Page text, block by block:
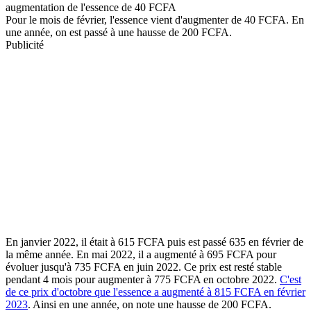
augmentation de l'essence de 40 FCFA
Pour le mois de février, l'essence vient d'augmenter de 40 FCFA. En
une année, on est passé à une hausse de 200 FCFA.
Publicité
En janvier 2022, il était à 615 FCFA puis est passé 635 en février de
la même année. En mai 2022, il a augmenté à 695 FCFA pour
évoluer jusqu'à 735 FCFA en juin 2022. Ce prix est resté stable
pendant 4 mois pour augmenter à 775 FCFA en octobre 2022. C'est
de ce prix d'octobre que l'essence a augmenté à 815 FCFA en février
2023. Ainsi en une année, on note une hausse de 200 FCFA.